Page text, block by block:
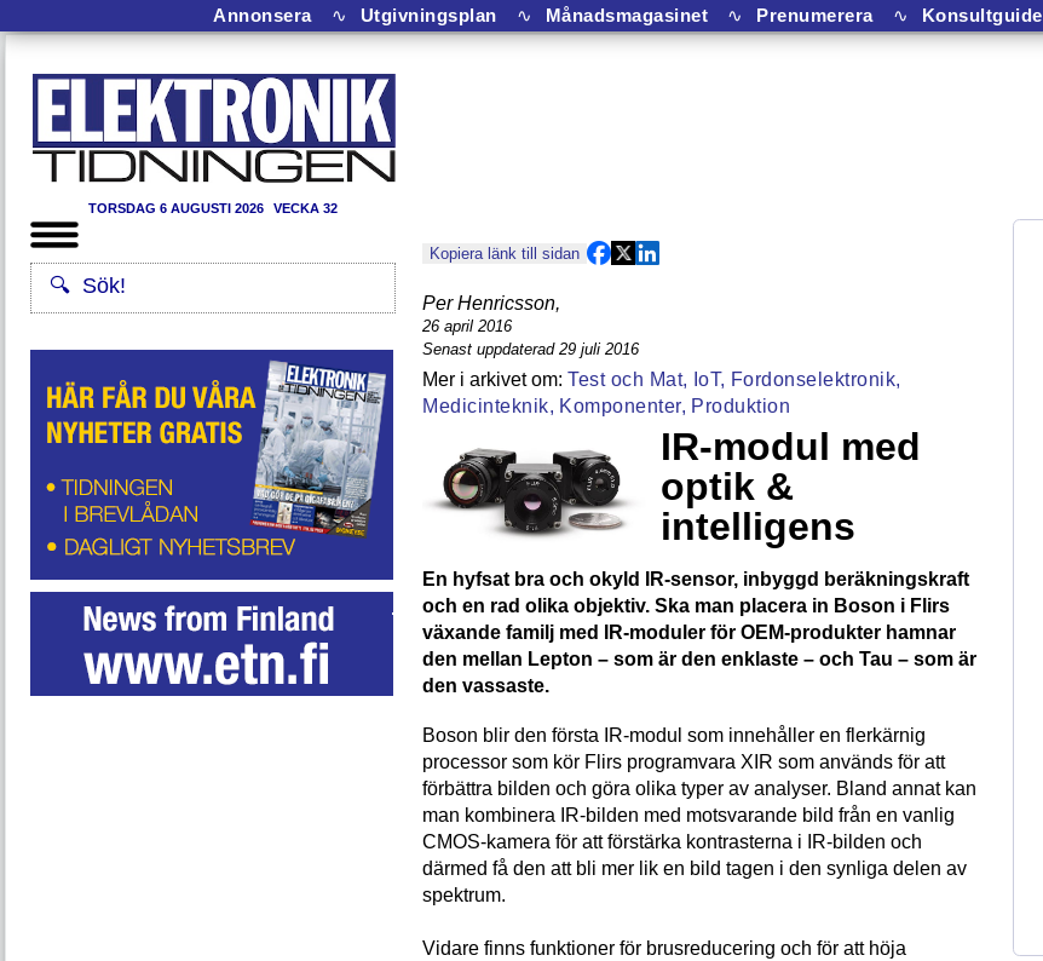
Annonsera ∿ Utgivningsplan ∿ Månadsmagasinet ∿ Prenumerera ∿ Konsultguide
TORSDAG 6 AUGUSTI 2026 VECKA 32
Kopiera länk till sidan
Per Henricsson,
26 april 2016
Senast uppdaterad 29 juli 2016
Test och Mat, IoT, Fordonselektronik,
Medicinteknik, Komponenter, Produktion
IR-modul med
optik &
intelligens
En hyfsat bra och okyld IR-sensor, inbyggd beräkningskraft
och en rad olika objektiv. Ska man placera in Boson i Flirs
växande familj med IR-moduler för OEM-produkter hamnar
den mellan Lepton – som är den enklaste – och Tau – som är
den vassaste.
Boson blir den första IR-modul som innehåller en flerkärnig
processor som kör Flirs programvara XIR som används för att
förbättra bilden och göra olika typer av analyser. Bland annat kan
man kombinera IR-bilden med motsvarande bild från en vanlig
CMOS-kamera för att förstärka kontrasterna i IR-bilden och
därmed få den att bli mer lik en bild tagen i den synliga delen av
spektrum.
Vidare finns funktioner för brusreducering och för att höja